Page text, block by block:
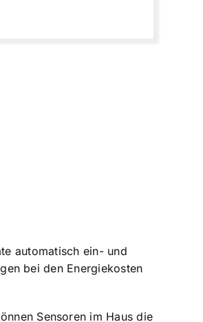
automatisch ein- und
bei den Energiekosten
Sensoren im Haus die